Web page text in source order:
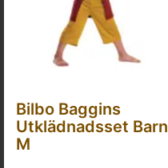
Bilbo Baggins
Utklädnadsset Barn
M